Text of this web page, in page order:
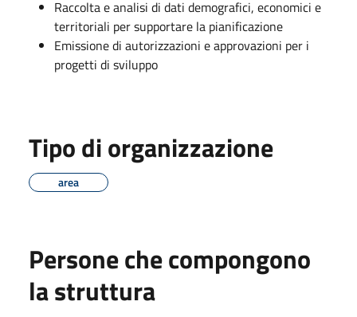
Raccolta e analisi di dati demografici, economici e
territoriali per supportare la pianificazione
Emissione di autorizzazioni e approvazioni per i
progetti di sviluppo
Tipo di organizzazione
area
Persone che compongono
la struttura